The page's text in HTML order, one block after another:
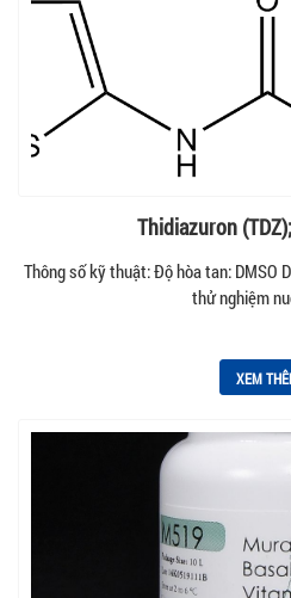
Thidiazuron
Thông số kỹ thuật: Độ hòa tan: DMSO
thử nghiệm
XEM